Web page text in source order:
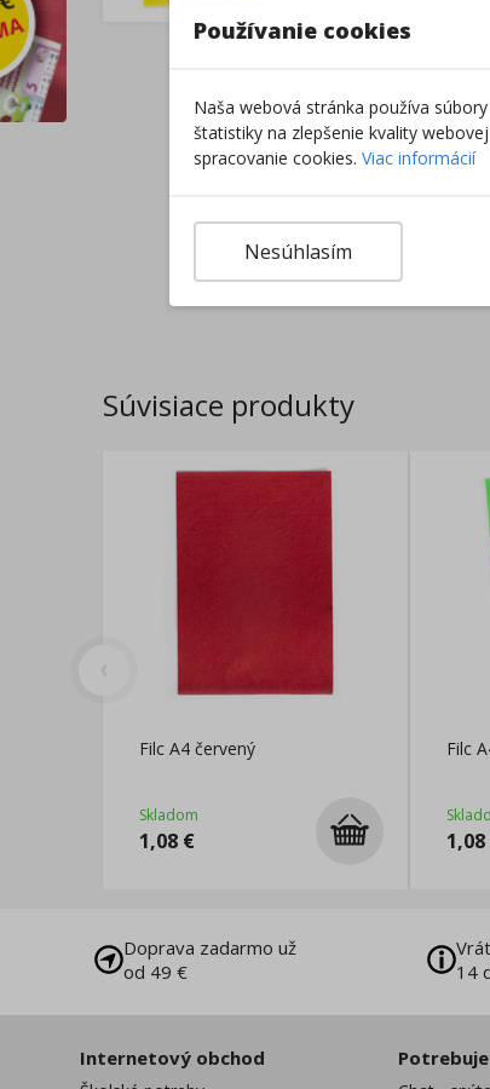
Súvisiace produkty
Filc A4 červený
Skladom
1,08 €
Filc
1,08
Doprava zadarmo už
od 49 €
14
Internetový obchod
Používanie cookies
Naša webová stránka používa
štatistiky na zlepšenie kvality
spracovanie cookies. Viac informácií
Nesúhlasím